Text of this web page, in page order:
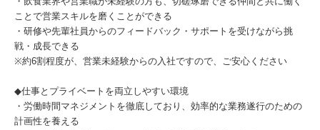
ことで営業スキルを磨くことができる
・研修や先輩社員からのフィードバック・サポートを受けながら挑
戦・成長できる
※約6割程度が、営業未経験からの入社ですので、ご安心ください
◆仕事とプライベートを両立しやすい環境
・労働時間マネジメントを徹底しており、効率的な業務遂行のための
計画性を養える